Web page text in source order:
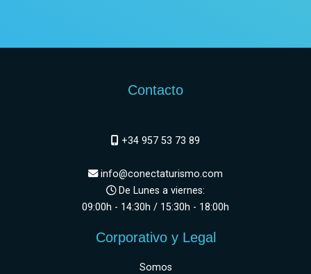
Contacto
+34 957 53 73 89
info@conectaturismo.com
De Lunes a viernes:
09:00h - 14:30h / 15:30h - 18:00h
Corporativo y Legal
Somos